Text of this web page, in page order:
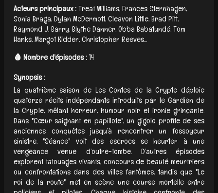
Acteurs principaux :Treat Williams, Frances Sternhagen,
Sonia Braga, Dylan McDermott, Cleavon Little, Brad Pitt,
Raymond J. Barry, Blythe Danner, Obba Babatundé, Tom
Hanks, Margot Kidder, Christopher Reeves...
🩸 Nombre d'épisodes :14
Synopsis :
La quatrième saison de Les Contes de la Crypte déploie
quatorze récits indépendants introduits par le Gardien de
la Crypte, mêlant horreur, humour noir et ironie grinçante.
Dans "Cœur saignant en papillote", un gigolo profite de ses
anciennes conquêtes jusqu’à rencontrer un fossoyeur
sinistre. "Séance" voit des escrocs se heurter à une
vengeance venue d’outre-tombe. D’autres épisodes
explorent tatouages vivants, concours de beauté meurtriers
ou confrontations dans des villes fantômes, tandis que "Le
roi de la route" met en scène une course mortelle entre